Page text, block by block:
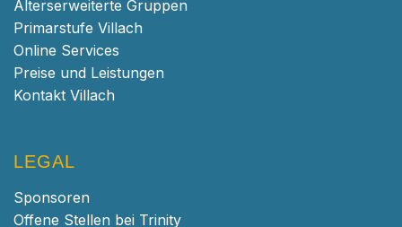
Alterserweiterte Gruppen
Primarstufe Villach
Online Services
Preise und Leistungen
Kontakt Villach
LEGAL
Sponsoren
Offene Stellen bei Trinity